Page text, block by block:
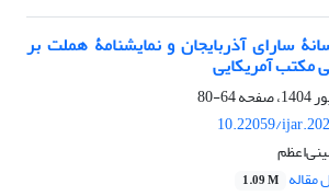
سارای آذربایجان و نمایشنامۀ هملت بر
مکتب آمریکایی
64-80
10.22059/
مقاله 1.09 M